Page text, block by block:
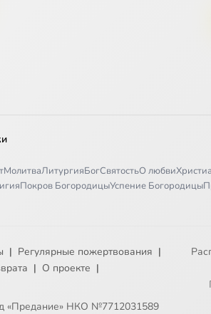
МолитваЛитургияБогСвятостьО любви
Покров БогородицыУспение Богородицы
| Регулярные пожертвования |
| О проекте |
«Предание» НКО №7712031589